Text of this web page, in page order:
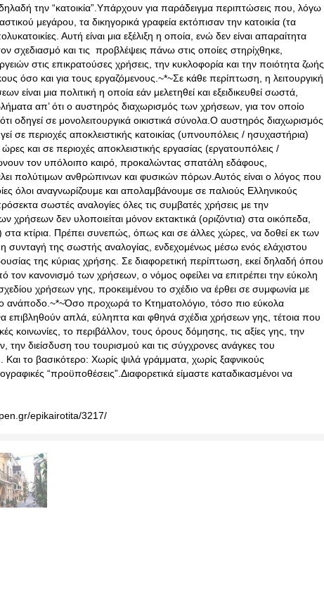
την “κατοικία”.Υπάρχουν για παράδειγμα περιπτώσεις που, λόγω
μεγάρου, τα δικηγορικά γραφεία εκτόπισαν την κατοικία (τα
Αυτή είναι μια εξέλιξη η οποία, ενώ δεν είναι απαραίτητα
σχεδιασμό και τις προβλέψεις πάνω στις οποίες στηρίχθηκε,
στις επικρατούσες χρήσεις, την κυκλοφορία και την ποιότητα ζωής
όσο και για τους εργαζόμενους.~*~Σε κάθε περίπτωση, η λειτουργική
είναι μια πολιτική η οποία εάν μελετηθεί και εξειδικευθεί σωστά,
απ’ ότι ο αυστηρός διαχωρισμός των χρήσεων, για τον οποίο
οδηγεί σε μονολειτουργικά οικιστικά σύνολα.Ο αυστηρός διαχωρισμός
σε περιοχές αποκλειστικής κατοικίας (υπνουπόλεις / ησυχαστήρια)
και σε περιοχές αποκλειστικής εργασίας (εργατουπόλεις /
τον υπόλοιπο καιρό, προκαλώντας σπατάλη εδάφους,
πολύτιμων ανθρώπινων και φυσικών πόρων.Αυτός είναι ο λόγος που
όλοι αναγνωρίζουμε και απολαμβάνουμε σε παλιούς Ελληνικούς
σωστές αναλογίες όλες τις συμβατές χρήσεις με την
χρήσεων δεν υλοποιείται μόνον εκτακτικά (οριζόντια) στα οικόπεδα,
στα κτίρια. Πρέπει συνεπώς, όπως και σε άλλες χώρες, να δοθεί εκ των
η συνταγή της σωστής αναλογίας, ενδεχομένως μέσω ενός ελάχιστου
της κύριας χρήσης. Σε διαφορετική περίπτωση, εκεί δηλαδή όπου
τον κανονισμό των χρήσεων, ο νόμος οφείλει να επιτρέπει την εύκολη
χρήσεων γης, προκειμένου το σχέδιο να έρθει σε συμφωνία με
ανάποδο.~*~Όσο προχωρά το Κτηματολόγιο, τόσο πιο εύκολα
επιβληθούν απλά, εύληπτα και φθηνά σχέδια χρήσεων γης, τέτοια που
κοινωνίες, το περιβάλλον, τους όρους δόμησης, τις αξίες γης, την
την διείσδυση του τουρισμού και τις σύγχρονες ανάγκες του
το βασικότερο: Χωρίς ψιλά γράμματα, χωρίς ξαφνικούς
“προϋποθέσεις”.Διαφορετικά είμαστε καταδικασμένοι να
epikairotita/3217/